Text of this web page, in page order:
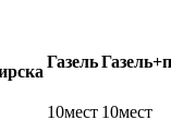
Газель
10мест 10мест